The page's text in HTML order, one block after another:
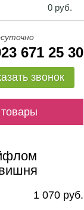
0 руб.
671 25 30
звонок
1 070 руб.